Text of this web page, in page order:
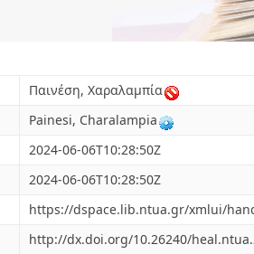
Παινέση, Χαραλαμπία
Painesi, Charalampia
2024-06-06T10:28:50Z
2024-06-06T10:28:50Z
https://dspace.lib.ntua.gr/xmlui/
http://dx.doi.org/10.26240/